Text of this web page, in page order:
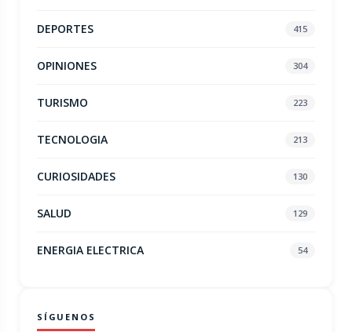
DEPORTES 415
OPINIONES 304
TURISMO 223
TECNOLOGIA 213
CURIOSIDADES 130
SALUD 129
ENERGIA ELECTRICA 54
SÍGUENOS